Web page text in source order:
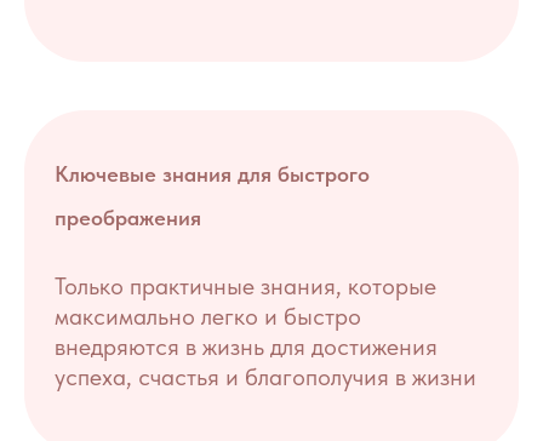
Ключевые знания для быстрого
преображения
Только практичные знания, которые
максимально легко и быстро
внедряются в жизнь для достижения
успеха, счастья и благополучия в жизни